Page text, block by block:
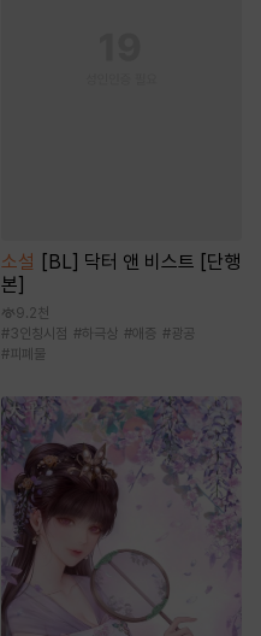
소설 [BL] 닥터 앤 비스트 [단행
본]
9.2천
#3인칭시점 #하극상 #애증 #광공
#피폐물